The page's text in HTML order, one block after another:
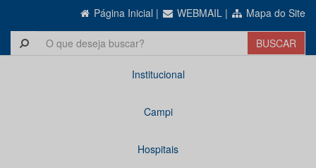
Página Inicial | WEBMAIL | Mapa do Site
Institucional
Campi
Hospitais